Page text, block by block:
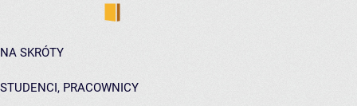
NA SKRÓTY
STUDENCI, PRACOWNICY